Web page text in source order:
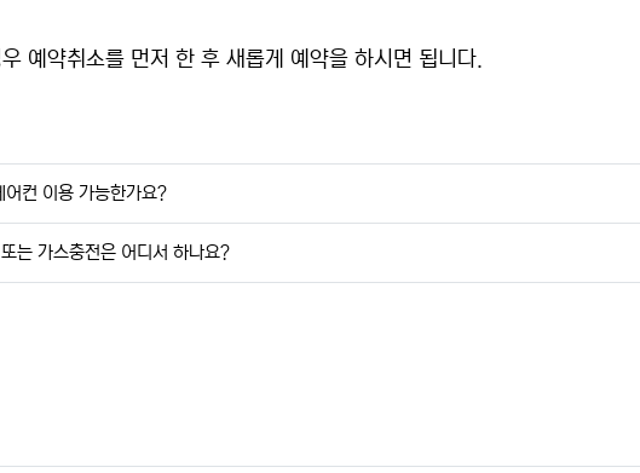
예약취소를 먼저 한 후 새롭게 예약을 하시면 됩니다.
어컨 이용 가능한가요?
는 가스충전은 어디서 하나요?